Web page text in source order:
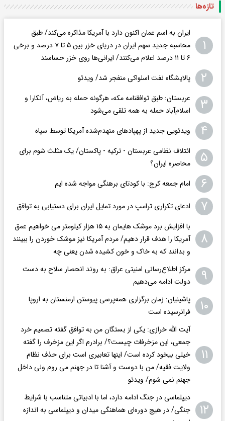
تازه‌ها
۱
ایران به اسم عمان اکنون دارد با آمریکا مذاکره می‌کند/ طبق
محاسبه جدید سهم ایران در دریای خزر بین ۵ تا ۷ درصد و برخی
۶ تا ۱۱ درصد اعلام می‌کنند/ ایرانی‌ها روی خزر حساسند
۲ پالایشگاه نفت اسلواکی منفجر شد/ ویدئو
۳
عربستان: طبق توافقنامه مکه، هرگونه حمله به ریاض، آنکارا و
اسلام‌آباد حمله به همه تلقی می‌شود
۴ ویدئویی جدید از پهپادهای منهدم‌شده آمریکا توسط سپاه
۵
ائتلاف نظامی عربستان - ترکیه - پاکستان/ یک مثلث شوم برای
محاصره ایران؟
۶ امام جمعه کرج: با کودتای برهنگی مواجه شده ایم
۷ ادعای تکراری ترامپ در مورد تمایل ایران برای دستیابی به توافق
۸
با افزایش برد موشک هایمان به ۱۵ هزار کیلومتر می خواهیم عمق
آمریکا را هدف قرار دهیم/ مردم آمریکا نیز موشک خوردن را ببینند
و بدانند که به خاک و خون کشیده شدن یعنی چه
۹
مرکز اطلاع‌رسانی امنیتی عراق: به روند انحصار سلاح به دست
دولت ادامه می‌دهیم
۱۰
پاشینیان: زمان برگزاری همه‌پرسی پیوستن ارمنستان به اروپا
فرانرسیده است
۱۱
آیت الله خرازی: یکی از بستگان من به توافق گفته تصمیم خرد
جمعی، این مزخرفات چیست؟/ برادرم اگر این مزخرف را گفته
خیلی بیخود کرده است/ اینها تعابیری است برای حذف نظام
ولایت فقیه/ من با دوست و آشنا تا در جهنم می روم ولی داخل
جهنم نمی شوم/ ویدئو
۱۲
دیپلماسی در جنگ ادامه دارد، اما با ادبیاتی متناسب با شرایط
جنگی/ در هیچ دوره‌ای هماهنگی میدان و دیپلماسی به اندازه